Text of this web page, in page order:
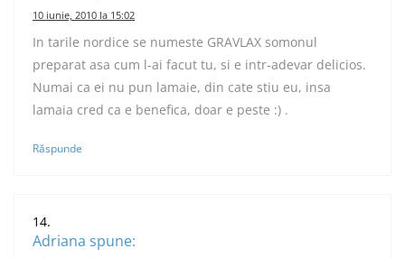
10 iunie, 2010 la 15:02
In tarile nordice se numeste GRAVLAX somonul
preparat asa cum l-ai facut tu, si e intr-adevar delicios.
Numai ca ei nu pun lamaie, din cate stiu eu, insa
lamaia cred ca e benefica, doar e peste :) .
Răspunde
Adriana spune: